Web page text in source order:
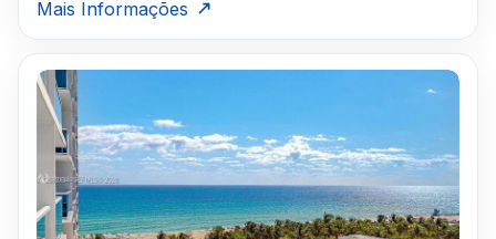
Mais Informações